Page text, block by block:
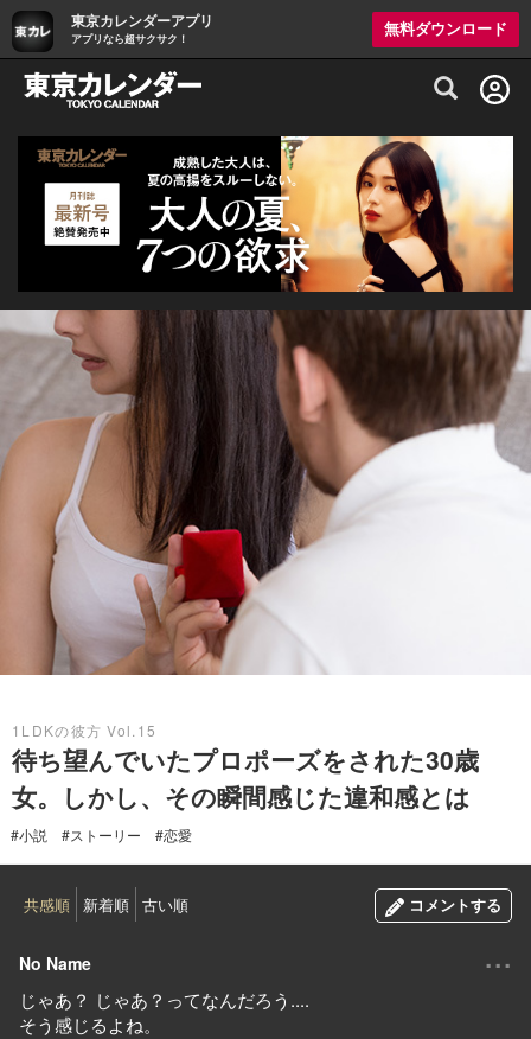
東京カレンダーアプリ
アプリなら超サクサク！
無料ダウンロード
グルメ情報・プレミアムレストラン予約
1LDKの彼方 Vol.15
待ち望んでいたプロポーズをされた30歳
女。しかし、その瞬間感じた違和感とは
#小説 #ストーリー #恋愛
共感順 新着順 古い順 コメントする
No Name ...
じゃあ？ じゃあ？ってなんだろう....
そう感じるよね。